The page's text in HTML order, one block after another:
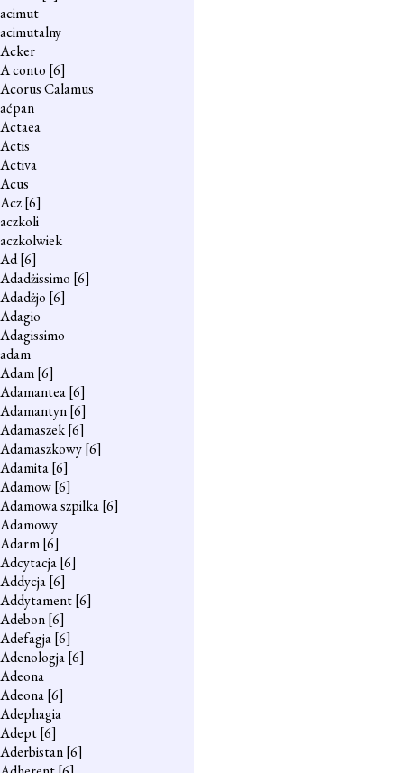
acimut
acimutalny
Acker
A conto [6]
Acorus Calamus
aćpan
Actaea
Actis
Activa
Acus
Acz[6]
aczkoli
aczkolwiek
Ad[6]
Adadżissimo [6]
Adadżjo [6]
Adagio
Adagissimo
adam
Adam[6]
Adamantea[6]
Adamantyn[6]
Adamaszek[6]
Adamaszkowy[6]
Adamita[6]
Adamow[6]
Adamowa szpilka[6]
Adamowy
Adarm[6]
Adcytacja[6]
Addycja[6]
Addytament[6]
Adebon[6]
Adefagja[6]
Adenologja[6]
Adeona
Adeona[6]
Adephagia
Adept[6]
Aderbistan[6]